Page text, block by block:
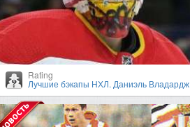
Rating
Лучшие бэкапы НХЛ. Даниэль Владардж